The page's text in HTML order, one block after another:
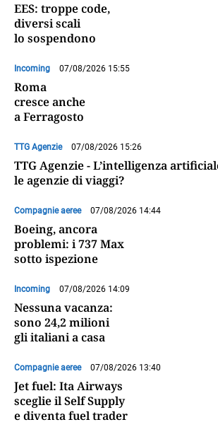
EES: troppe code,
diversi scali
lo sospendono
Incoming 07/08/2026 15:55
Roma
cresce anche
a Ferragosto
TTG Agenzie 07/08/2026 15:26
TTG Agenzie - L’intelligenza
le agenzie di viaggi?
Compagnie aeree 07/08/2026 14:44
Boeing, ancora
problemi: i 737 Max
sotto ispezione
Incoming 07/08/2026 14:09
Nessuna vacanza:
sono 24,2 milioni
gli italiani a casa
Compagnie aeree 07/08/2026 13:40
Jet fuel: Ita Airways
sceglie il Self Supply
e diventa fuel trader